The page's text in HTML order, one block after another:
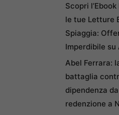
Scopri
le tue Letture
Spiaggia:
Imperdibile su
Abel Ferrara:
battaglia
dipendenza
redenzione a